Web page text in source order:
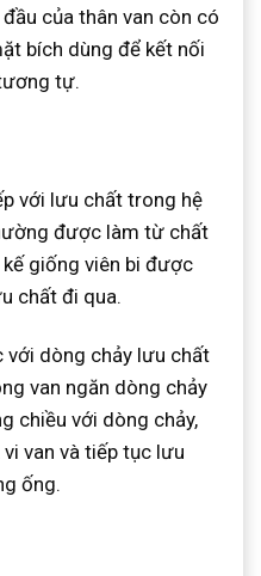
của thân van còn có
bích dùng để kết nối
tự.
với lưu chất trong hệ
được làm từ chất
giống viên bi được
chất đi qua.
với dòng chảy lưu chất
van ngăn dòng chảy
chiều với dòng chảy,
van và tiếp tục lưu
ống.